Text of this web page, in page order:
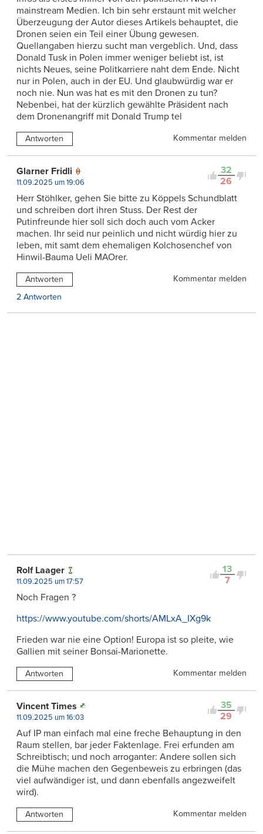
mainstream Medien. Ich bin sehr erstaunt mit welcher
Überzeugung der Autor dieses Artikels behauptet, die
Dronen seien ein Teil einer Übung gewesen.
Quellangaben hierzu sucht man vergeblich. Und, dass
Donald Tusk in Polen immer weniger beliebt ist, ist
nichts Neues, seine Politkarriere naht dem Ende. Nicht
nur in Polen, auch in der EU. Und glaubwürdig war er
noch nie. Nun was hat es mit den Dronen zu tun?
Nebenbei, hat der kürzlich gewählte Präsident nach
dem Dronenangriff mit Donald Trump tel
Antworten Kommentar melden
32
26
Glarner Fridli
11.09.2025 um 19:06
Herr Stöhlker, gehen Sie bitte zu Köppels Schundblatt
und schreiben dort ihren Stuss. Der Rest der
Putinfreunde hier soll sich doch auch vom Acker
machen. Ihr seid nur peinlich und nicht würdig hier zu
leben, mit samt dem ehemaligen Kolchosenchef von
Hinwil-Bauma Ueli MAOrer.
Antworten
Kommentar melden
2 Antworten
13
7
Rolf Laager
11.09.2025 um 17:57
Noch Fragen ?
https://www.youtube.com/shorts/AMLxA_IXg9k
Frieden war nie eine Option! Europa ist so pleite, wie
Gallien mit seiner Bonsai-Marionette.
Antworten Kommentar melden
35
29
Vincent Times
11.09.2025 um 16:03
Auf IP man einfach mal eine freche Behauptung in den
Raum stellen, bar jeder Faktenlage. Frei erfunden am
Schreibtisch; und noch arroganter: Andere sollen sich
die Mühe machen den Gegenbeweis zu erbringen (das
viel aufwändiger ist, und dann ebenfalls angezweifelt
wird).
Antworten Kommentar melden